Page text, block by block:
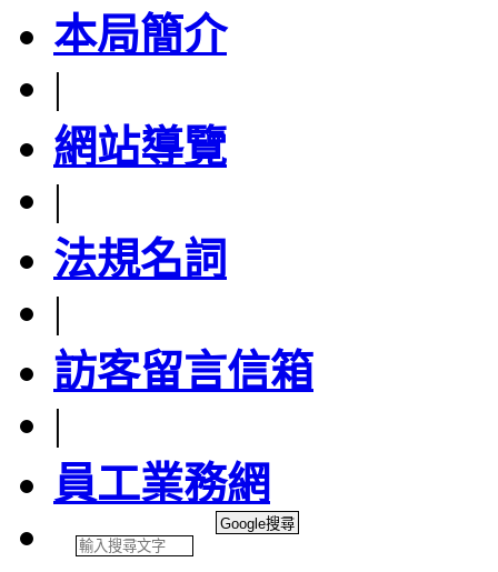
本局簡介
|
網站導覽
|
法規名詞
|
訪客留言信箱
|
員工業務網